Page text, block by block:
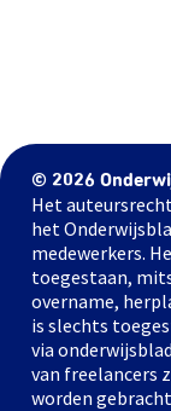
© 2026
Het
het
medewerkers.
toegestaan,
overname,
is slechts
via
van freelancers
worden